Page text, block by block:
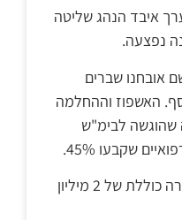
לערך איבד הנהג שליטה
נפצעה.
אובחנו שברים
האשפוז וההחלמה
שהוגשה לבימ"ש
שקבעו 45%.
לבסוף נגמרה התביעה בפשרה כוללת של 2 מיליון